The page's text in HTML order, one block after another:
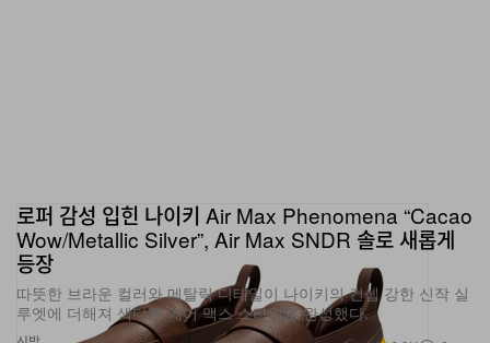
로퍼 감성 입힌 나이키 Air Max Phenomena “Cacao
Wow/Metallic Silver”, Air Max SNDR 솔로 새롭게
등장
따뜻한 브라운 컬러와 메탈릭 디테일이 나이키의 컨셉 강한 신작 실
루엣에 더해져 색다른 에어 맥스 스타일을 완성했다.